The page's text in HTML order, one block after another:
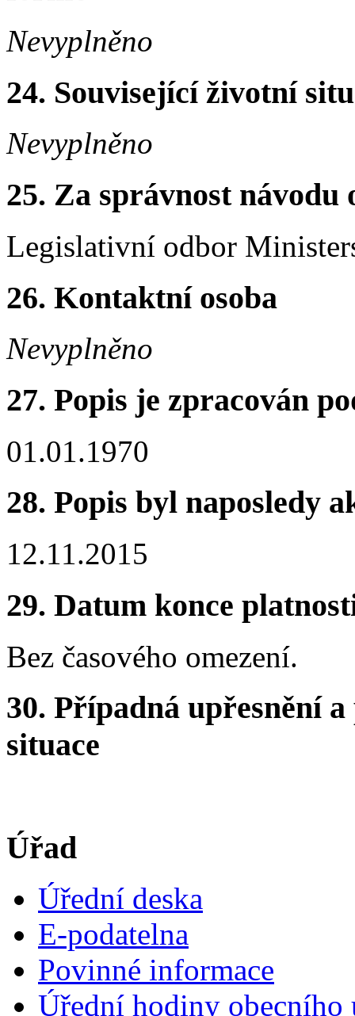
Nevyplněno
24. Související životní
Nevyplněno
25. Za správnost
Legislativní odbor
26. Kontaktní osoba
Nevyplněno
27. Popis je zpracován
01.01.1970
28. Popis byl naposledy
12.11.2015
29. Datum konce
Bez časového omezení.
30. Případná upřesnění
situace
Úřad
Úřední deska
E-podatelna
Povinné informace
Úřední hodiny obecního